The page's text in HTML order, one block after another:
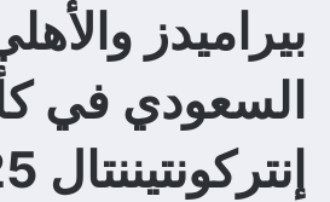
بيراميدز
السعودي في